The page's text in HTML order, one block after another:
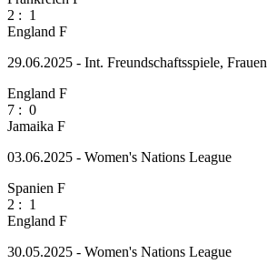
2 : 1
England F
29.06.2025 - Int. Freundschaftsspiele, Frauen
England F
7 : 0
Jamaika F
03.06.2025 - Women's Nations League
Spanien F
2 : 1
England F
30.05.2025 - Women's Nations League